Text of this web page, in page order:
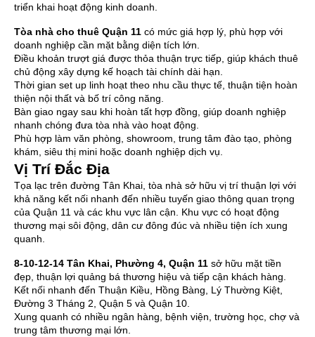
triển khai hoạt động kinh doanh.
Tòa nhà cho thuê Quận 11 có mức giá hợp lý, phù hợp với
doanh nghiệp cần mặt bằng diện tích lớn.
Điều khoản trượt giá được thỏa thuận trực tiếp, giúp khách thuê
chủ động xây dựng kế hoạch tài chính dài hạn.
Thời gian set up linh hoạt theo nhu cầu thực tế, thuận tiện hoàn
thiện nội thất và bố trí công năng.
Bàn giao ngay sau khi hoàn tất hợp đồng, giúp doanh nghiệp
nhanh chóng đưa tòa nhà vào hoạt động.
Phù hợp làm văn phòng, showroom, trung tâm đào tạo, phòng
khám, siêu thị mini hoặc doanh nghiệp dịch vụ.
Vị Trí Đắc Địa
Tọa lạc trên đường Tân Khai, tòa nhà sở hữu vị trí thuận lợi với
khả năng kết nối nhanh đến nhiều tuyến giao thông quan trọng
của Quận 11 và các khu vực lân cận. Khu vực có hoạt động
thương mại sôi động, dân cư đông đúc và nhiều tiện ích xung
quanh.
8-10-12-14 Tân Khai, Phường 4, Quận 11 sở hữu mặt tiền
đẹp, thuận lợi quảng bá thương hiệu và tiếp cận khách hàng.
Kết nối nhanh đến Thuận Kiều, Hồng Bàng, Lý Thường Kiệt,
Đường 3 Tháng 2, Quận 5 và Quận 10.
Xung quanh có nhiều ngân hàng, bệnh viện, trường học, chợ và
trung tâm thương mại lớn.